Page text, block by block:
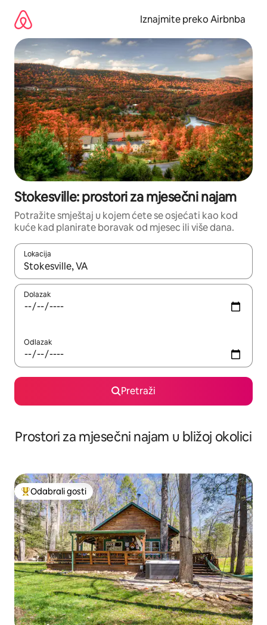
sadržaj
Iznajmite preko Airbnba
Stokesville: prostori za mjesečni najam
Potražite smještaj u kojem ćete se osjećati kao kod
kuće kad planirate boravak od mjesec ili više dana.
Lokacija
Kada budu dostupni rezultati, moći ćete ih pregledati
Dolazak
Odlazak
Pretraži
Prostori za mjesečni najam u bližoj okolici
Među najviše rangiranima s oznakom „Odabrali gosti”
Odabrali gosti